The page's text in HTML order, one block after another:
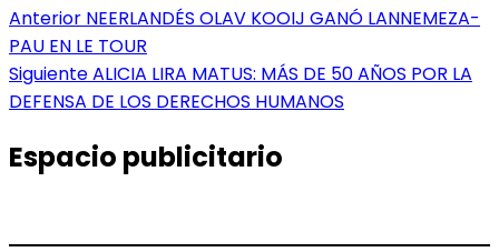
Navegación
de
entradas
Anterior Entrada
anterior:
NEERLANDÉS OLAV KOOIJ GANÓ LANNEMEZA-
PAU EN LE TOUR
SiguienteEntrada
siguiente:
ALICIA LIRA MATUS: MÁS DE 50 AÑOS POR LA
DEFENSA DE LOS DERECHOS HUMANOS
Espacio publicitario